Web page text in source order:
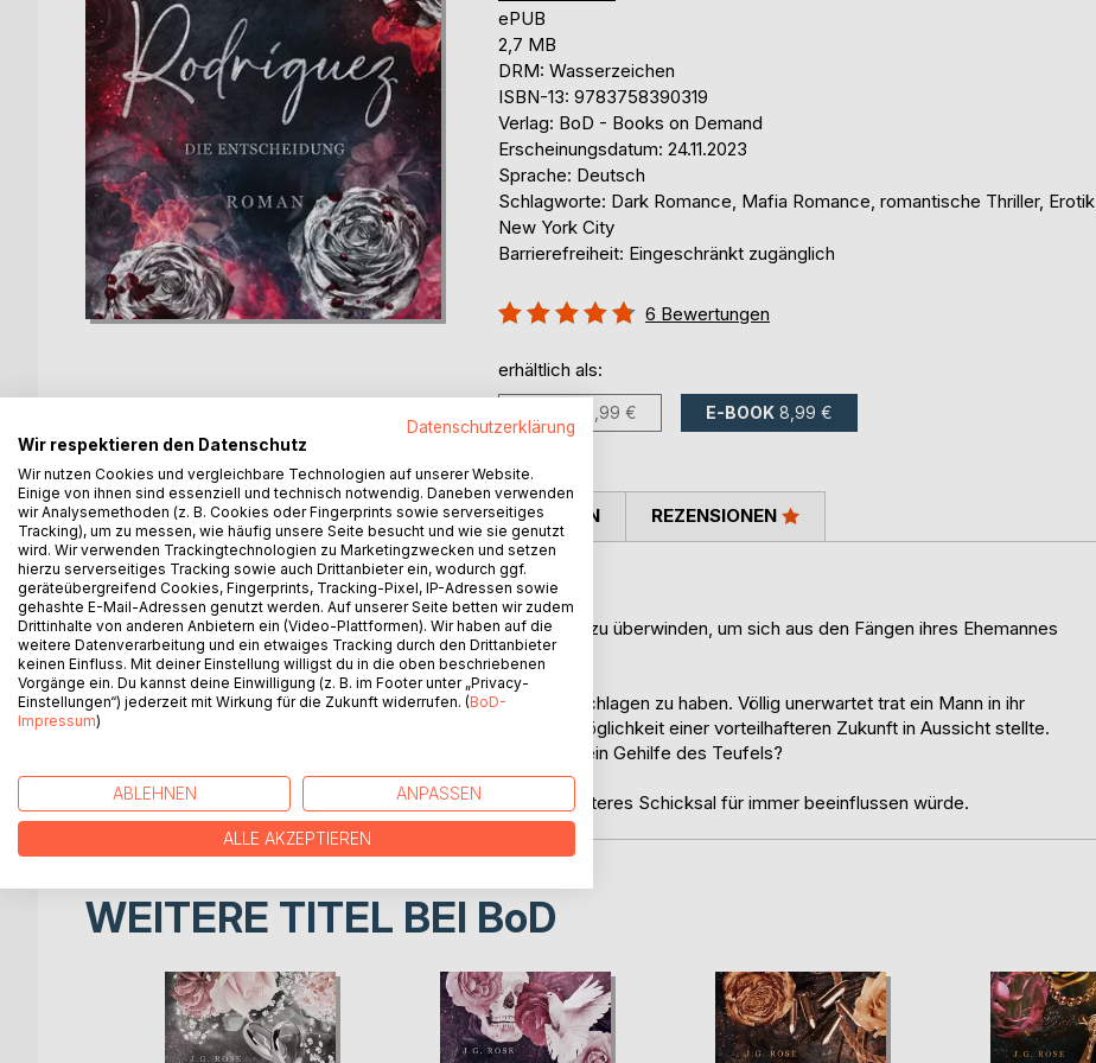
ePUB
2,7 MB
DRM: Wasserzeichen
ISBN-13: 9783758390319
Verlag: BoD - Books on Demand
Erscheinungsdatum: 24.11.2023
Sprache: Deutsch
Schlagworte: Dark Romance, Mafia Romance, romantische Thriller, Erotik,
New York City
Barrierefreiheit: Eingeschränkt zugänglich
Bewertung::
6 Bewertungen
erhältlich als:
19,99 € E-BOOK 8,99 €
BESCHREIBUNG
Glaubst du an das Schicksal?
Aria war nach wie vor fest entschlossen, alle Hindernisse zu überwinden, um sich aus den Fängen ihres Ehemannes
und seiner Familie zu befreien.
Dabei schien sich das Schicksal schon auf ihre Seite geschlagen zu haben. Völlig unerwartet trat ein Mann in ihr
Leben, den sie einst zu kennen glaubte, und der ihr die Möglichkeit einer vorteilhafteren Zukunft in Aussicht stellte.
Doch war er ihr von Gott gesandter Retter oder vielmehr ein Gehilfe des Teufels?
Letztendlich stand Aria vor einer Entscheidung, die ihr weiteres Schicksal für immer beeinflussen würde.
AUTOR/IN PRESSESTIMMEN REZENSIONEN
WEITERE TITEL BEI BoD
Datenschutzerklärung
Wir respektieren den Datenschutz
Wir nutzen Cookies und vergleichbare Technologien auf unserer Website.
Einige von ihnen sind essenziell und technisch notwendig. Daneben verwenden
wir Analysemethoden (z. B. Cookies oder Fingerprints sowie serverseitiges
Tracking), um zu messen, wie häufig unsere Seite besucht und wie sie genutzt
wird. Wir verwenden Trackingtechnologien zu Marketingzwecken und setzen
hierzu serverseitiges Tracking sowie auch Drittanbieter ein, wodurch ggf.
geräteübergreifend Cookies, Fingerprints, Tracking-Pixel, IP-Adressen sowie
gehashte E-Mail-Adressen genutzt werden. Auf unserer Seite betten wir zudem
Drittinhalte von anderen Anbietern ein (Video-Plattformen). Wir haben auf die
weitere Datenverarbeitung und ein etwaiges Tracking durch den Drittanbieter
keinen Einfluss. Mit deiner Einstellung willigst du in die oben beschriebenen
Vorgänge ein. Du kannst deine Einwilligung (z. B. im Footer unter „Privacy-
Einstellungen“) jederzeit mit Wirkung für die Zukunft widerrufen. (BoD-
Impressum)
ABLEHNEN ANPASSEN
ALLE AKZEPTIEREN